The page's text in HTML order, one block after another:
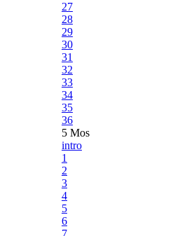
27
28
29
30
31
32
33
34
35
36
5 Mos
intro
1
2
3
4
5
6
7